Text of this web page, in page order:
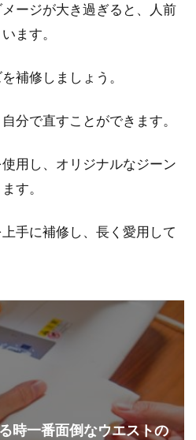
ージが大き過ぎると、人前
ます。
補修しましょう。
分で直すことができます。
用し、オリジナルなジーン
す。
手に補修し、長く愛用して
時一番面倒なウエストの